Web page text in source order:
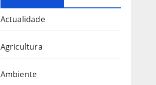
Actualidade
Agricultura
Ambiente